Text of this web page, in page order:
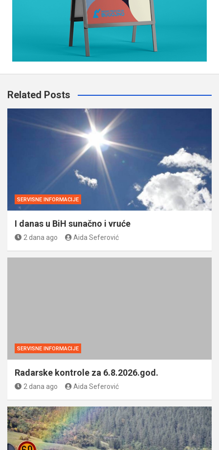
Related Posts
SERVISNE INFORMACIJE
I danas u BiH sunačno i vruće
2 dana ago Aida Seferović
SERVISNE INFORMACIJE
Radarske kontrole za 6.8.2026.god.
2 dana ago Aida Seferović